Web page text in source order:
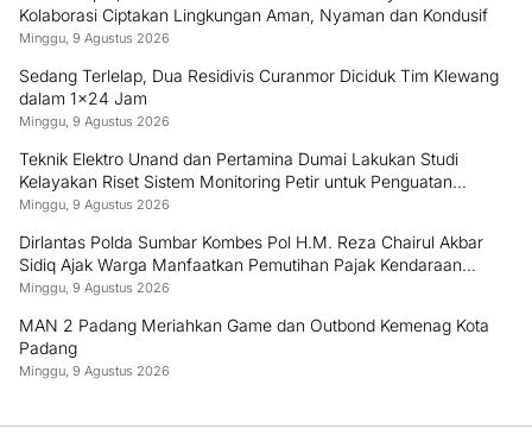
Kolaborasi Ciptakan Lingkungan Aman, Nyaman dan Kondusif
Minggu, 9 Agustus 2026
Sedang Terlelap, Dua Residivis Curanmor Diciduk Tim Klewang
dalam 1×24 Jam
Minggu, 9 Agustus 2026
Teknik Elektro Unand dan Pertamina Dumai Lakukan Studi
Kelayakan Riset Sistem Monitoring Petir untuk Penguatan
Keamanan Industri
Minggu, 9 Agustus 2026
Dirlantas Polda Sumbar Kombes Pol H.M. Reza Chairul Akbar
Sidiq Ajak Warga Manfaatkan Pemutihan Pajak Kendaraan
hingga 31 Desember 2026
Minggu, 9 Agustus 2026
MAN 2 Padang Meriahkan Game dan Outbond Kemenag Kota
Padang
Minggu, 9 Agustus 2026